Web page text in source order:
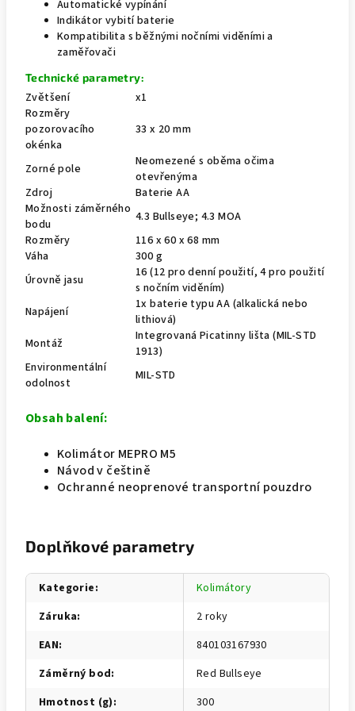
Automatické vypínání
Indikátor vybití baterie
Kompatibilita s běžnými nočními viděními a
zaměřovači
Technické parametry:
Zvětšení
x1
Rozměry
pozorovacího
okénka
33 x 20 mm
Zorné pole
Neomezené s oběma očima
otevřenýma
Zdroj
Baterie AA
Možnosti záměrného
bodu
4.3 Bullseye; 4.3 MOA
Rozměry
116 x 60 x 68 mm
Váha
300 g
Úrovně jasu
16 (12 pro denní použití, 4 pro použití
s nočním viděním)
Napájení
1x baterie typu AA (alkalická nebo
lithiová)
Montáž
Integrovaná Picatinny lišta (MIL-STD
1913)
Environmentální
odolnost
MIL-STD
Obsah balení:
Kolimátor MEPRO M5
Návod v češtině
Ochranné neoprenové transportní pouzdro
Doplňkové parametry
Kategorie:
Kolimátory
Záruka:
2 roky
EAN:
840103167930
Záměrný bod:
Red Bullseye
Hmotnost (g): 300